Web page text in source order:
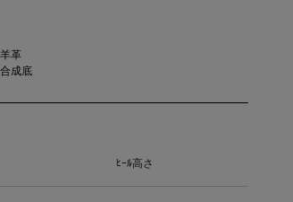
革
成底
ﾋｰﾙ高さ